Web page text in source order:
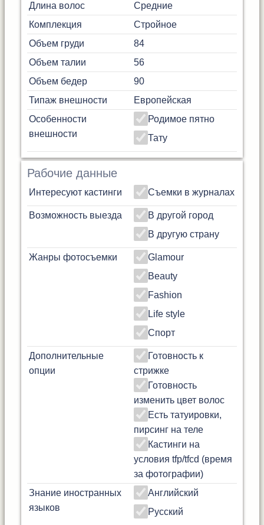
Длина волос
Средние
Комплекция
Стройное
Объем груди
84
Объем талии
56
Объем бедер
90
Типаж внешности
Европейская
Особенности
внешности
Родимое пятно
Тату
Рабочие данные
Интересуют кастинги Съемки в журналах
Возможность выезда
В другой город
В другую страну
Жанры фотосъемки
Glamour
Beauty
Fashion
Life style
Спорт
Дополнительные
опции
Готовность к
стрижке
Готовность
изменить цвет волос
Есть татуировки,
пирсинг на теле
Кастинги на
условия tfp/tfcd (время
за фотографии)
Знание иностранных
языков
Английский
Русский